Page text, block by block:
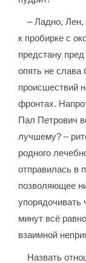
– Ладно,
к пробирке с
предстану
опять не слава
происшествий
фронтах.
Пал Петрович
лучшему? –
родного
отправилась в
позволяющее
минут всё
взаимной
Назвать